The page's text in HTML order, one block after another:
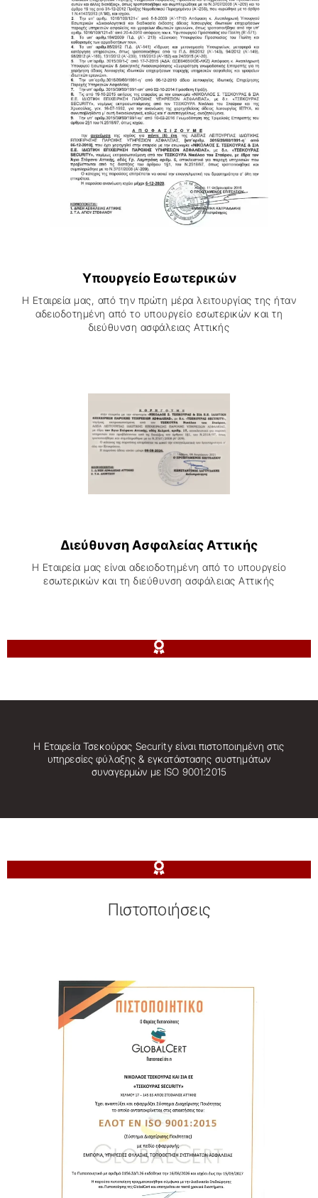
Υπουργείο Εσωτερικών
Η Εταιρεία µας, από την πρώτη µέρα λειτουργίας της ήταν
αδειοδοτηµένη από το υπουργείο εσωτερικών και τη
διεύθυνση ασφάλειας Αττικής
Διεύθυνση Ασφαλείας Αττικής
Η Εταιρεία μας είναι αδειοδοτηµένη από το υπουργείο
εσωτερικών και τη διεύθυνση ασφάλειας Αττικής
H Εταιρεία Τσεκούρας Security είναι πιστοποιημένη στις
υπηρεσίες φύλαξης & εγκατάστασης συστημάτων
συναγερμών με ISO 9001:2015
Πιστοποιήσεις